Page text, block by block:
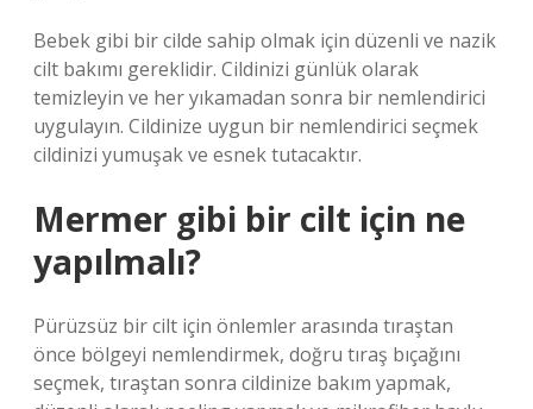
Bebek gibi bir cilde sahip olmak için düzenli ve nazik
cilt bakımı gereklidir. Cildinizi günlük olarak
temizleyin ve her yıkamadan sonra bir nemlendirici
uygulayın. Cildinize uygun bir nemlendirici seçmek
cildinizi yumuşak ve esnek tutacaktır.
Mermer gibi bir cilt için ne
yapılmalı?
Pürüzsüz bir cilt için önlemler arasında tıraştan
önce bölgeyi nemlendirmek, doğru tıraş bıçağını
seçmek, tıraştan sonra cildinize bakım yapmak,